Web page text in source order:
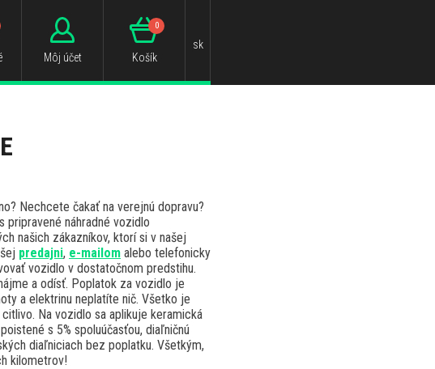
Môj účet Košík
0
sk
Nechcete čakať na verejnú dopravu?
náhradné vozidlo
našich zákazníkov, ktorí si v našej
predajni, e-mailom alebo telefonicky
vozidlo v dostatočnom predstihu.
a odísť. Poplatok za vozidlo je
a elektrinu neplatíte nič. Všetko je
Na vozidlo sa aplikuje keramická
s 5% spoluúčasťou, diaľničnú
diaľniciach bez poplatku. Všetkým,
kilometrov!